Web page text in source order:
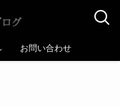
お問い合わせ